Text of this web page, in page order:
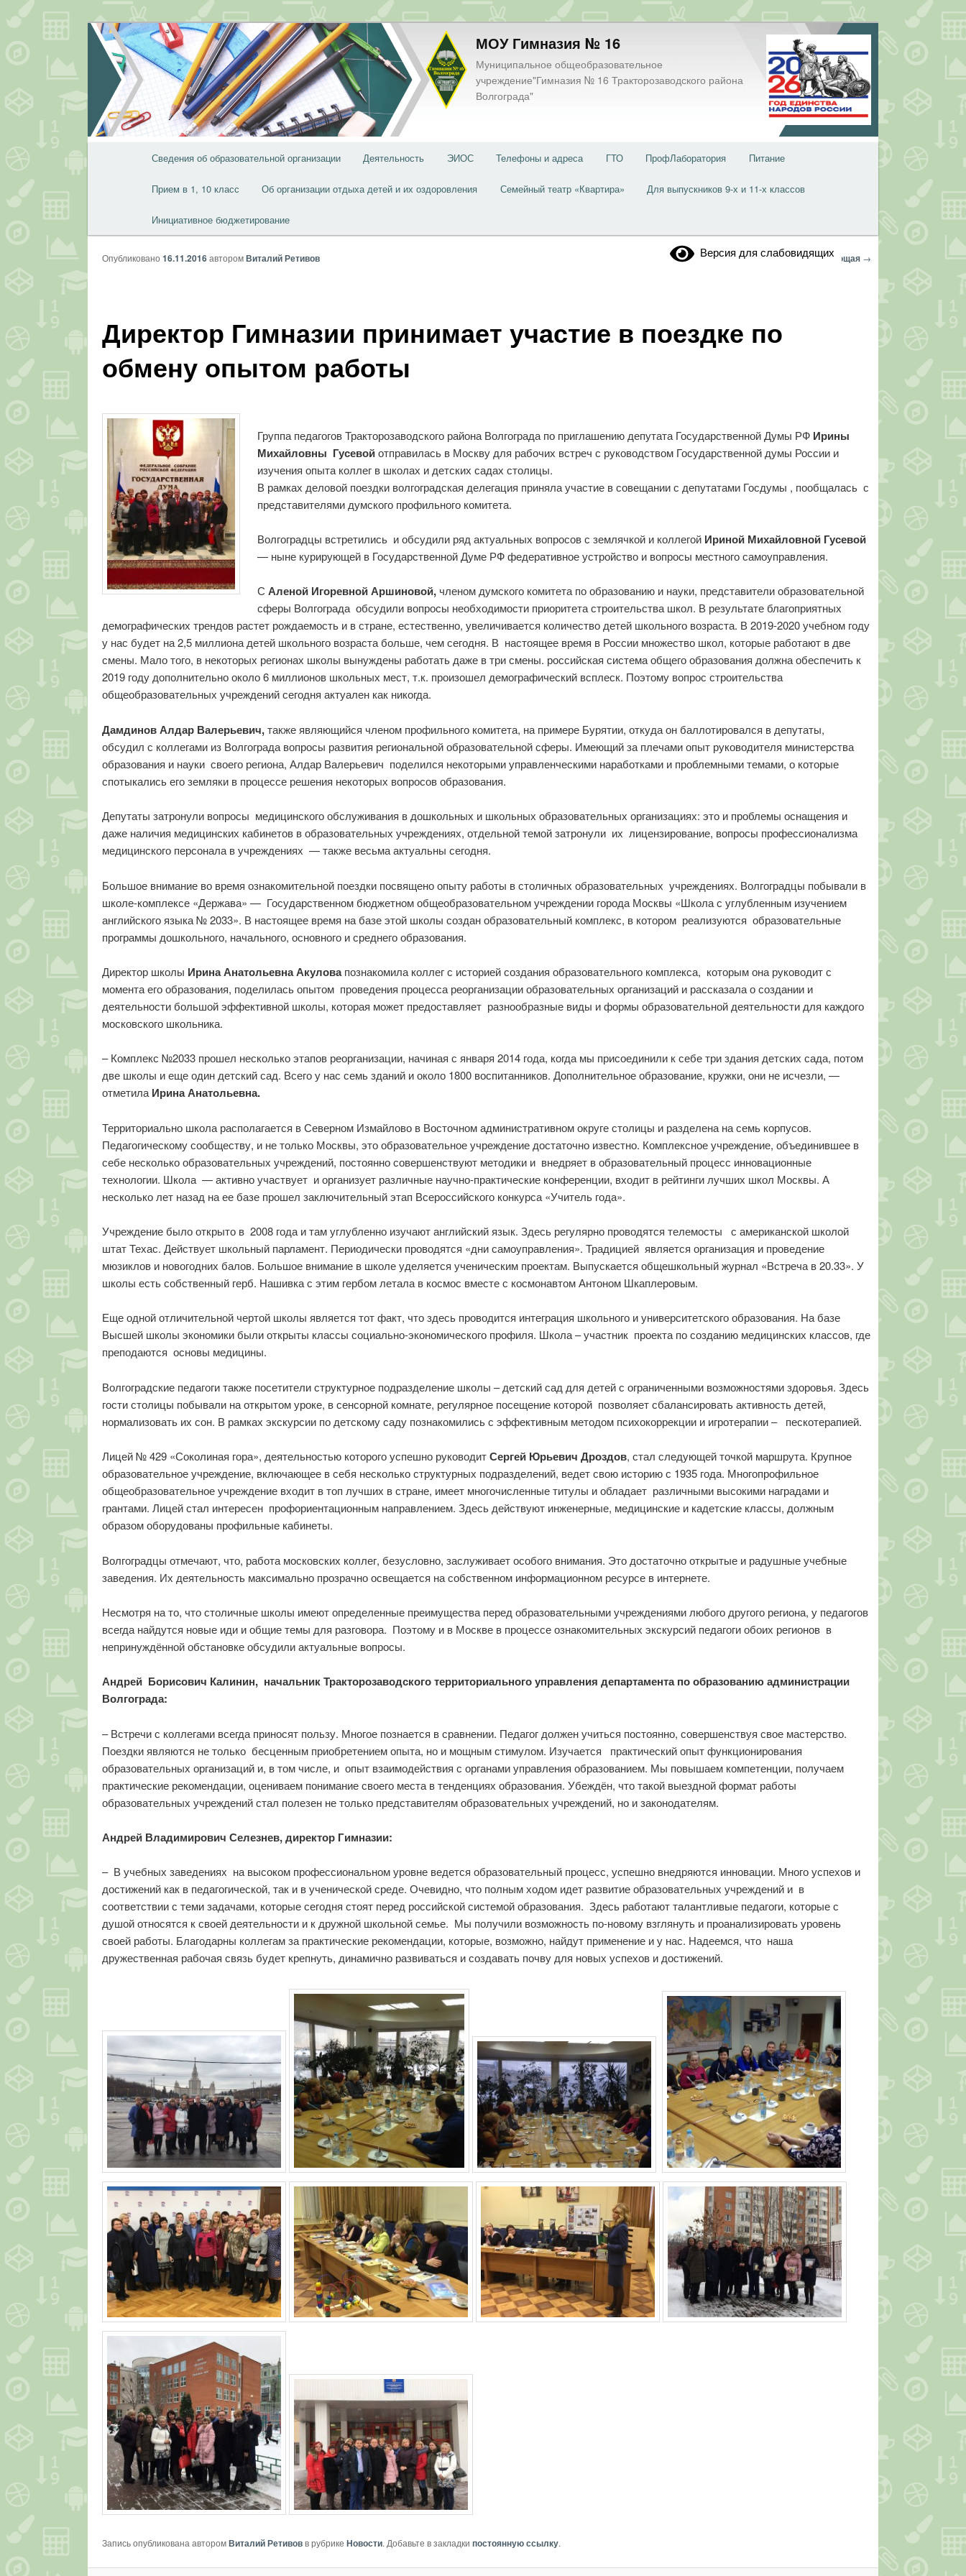
Перейти
к
основному
содержимому
МОУ Гимназия № 16
Муниципальное общеобразовательное
учреждение"Гимназия № 16 Тракторозаводского района
Волгограда"
Сведения об образовательной организации Деятельность ЭИОС Телефоны и адреса ГТО ПрофЛаборатория Питание
Прием в 1, 10 класс Об организации отдыха детей и их оздоровления Семейный театр «Квартира» Для выпускников 9-х и 11-х классов
Инициативное бюджетирование
Версия для слабовидящих
Навигация
← Предыдущая Следующая →
Директор Гимназии принимает участие в поездке по
обмену опытом работы
Опубликовано 16.11.2016авторомВиталий Ретивов
Группа педагогов Тракторозаводского района Волгограда по приглашению депутата Государственной Думы РФ Ирины
Михайловны Гусевойотправилась в Москву для рабочих встреч с руководством Государственной думы России и
изучения опыта коллег в школах и детских садах столицы.
В рамках деловой поездки волгоградская делегация приняла участие в совещании с депутатами Госдумы , пообщалась с
представителями думского профильного комитета.
Волгоградцы встретились и обсудили ряд актуальных вопросов с землячкой и коллегой Ириной Михайловной Гусевой
— ныне курирующей в Государственной Думе РФ федеративное устройство и вопросы местного самоуправления.
САленой Игоревной Аршиновой, членом думского комитета по образованию и науки, представители образовательной
сферы Волгограда обсудили вопросы необходимости приоритета строительства школ. В результате благоприятных
демографических трендов растет рождаемость и в стране, естественно, увеличивается количество детей школьного возраста. В 2019-2020 учебном году
у нас будет на 2,5 миллиона детей школьного возраста больше, чем сегодня. В настоящее время в России множество школ, которые работают в две
смены. Мало того, в некоторых регионах школы вынуждены работать даже в три смены. российская система общего образования должна обеспечить к
2019 году дополнительно около 6 миллионов школьных мест, т.к. произошел демографический всплеск. Поэтому вопрос строительства
общеобразовательных учреждений сегодня актуален как никогда.
Дамдинов Алдар Валерьевич,также являющийся членом профильного комитета, на примере Бурятии, откуда он баллотировался в депутаты,
обсудил с коллегами из Волгограда вопросы развития региональной образовательной сферы. Имеющий за плечами опыт руководителя министерства
образования и науки своего региона, Алдар Валерьевич поделился некоторыми управленческими наработками и проблемными темами, о которые
спотыкались его земляки в процессе решения некоторых вопросов образования.
Депутаты затронули вопросы медицинского обслуживания в дошкольных и школьных образовательных организациях: это и проблемы оснащения и
даже наличия медицинских кабинетов в образовательных учреждениях, отдельной темой затронули их лицензирование, вопросы профессионализма
медицинского персонала в учреждениях — также весьма актуальны сегодня.
Большое внимание во время ознакомительной поездки посвящено опыту работы в столичных образовательных учреждениях. Волгоградцы побывали в
школе-комплексе «Держава» — Государственном бюджетном общеобразовательном учреждении города Москвы «Школа с углубленным изучением
английского языка № 2033». В настоящее время на базе этой школы создан образовательный комплекс, в котором реализуются образовательные
программы дошкольного, начального, основного и среднего образования.
Директор школы Ирина Анатольевна Акуловапознакомила коллег с историей создания образовательного комплекса, которым она руководит с
момента его образования, поделилась опытом проведения процесса реорганизации образовательных организаций и рассказала о создании и
деятельности большой эффективной школы, которая может предоставляет разнообразные виды и формы образовательной деятельности для каждого
московского школьника.
– Комплекс №2033 прошел несколько этапов реорганизации, начиная с января 2014 года, когда мы присоединили к себе три здания детских сада, потом
две школы и еще один детский сад. Всего у нас семь зданий и около 1800 воспитанников. Дополнительное образование, кружки, они не исчезли, —
отметилаИрина Анатольевна.
Территориально школа располагается в Северном Измайлово в Восточном административном округе столицы и разделена на семь корпусов.
Педагогическому сообществу, и не только Москвы, это образовательное учреждение достаточно известно. Комплексное учреждение, объединившее в
себе несколько образовательных учреждений, постоянно совершенствуют методики и внедряет в образовательный процесс инновационные
технологии. Школа — активно участвует и организует различные научно-практические конференции, входит в рейтинги лучших школ Москвы. А
несколько лет назад на ее базе прошел заключительный этап Всероссийского конкурса «Учитель года».
Учреждение было открыто в 2008 года и там углубленно изучают английский язык. Здесь регулярно проводятся телемосты с американской школой
штат Техас. Действует школьный парламент. Периодически проводятся «дни самоуправления». Традицией является организация и проведение
мюзиклов и новогодних балов. Большое внимание в школе уделяется ученическим проектам. Выпускается общешкольный журнал «Встреча в 20.33». У
школы есть собственный герб. Нашивка с этим гербом летала в космос вместе с космонавтом Антоном Шкаплеровым.
Еще одной отличительной чертой школы является тот факт, что здесь проводится интеграция школьного и университетского образования. На базе
Высшей школы экономики были открыты классы социально-экономического профиля. Школа – участник проекта по созданию медицинских классов, где
преподаются основы медицины.
Волгоградские педагоги также посетители структурное подразделение школы – детский сад для детей с ограниченными возможностями здоровья. Здесь
гости столицы побывали на открытом уроке, в сенсорной комнате, регулярное посещение которой позволяет сбалансировать активность детей,
нормализовать их сон. В рамках экскурсии по детскому саду познакомились с эффективным методом психокоррекции и игротерапии – пескотерапией.
Лицей № 429 «Соколиная гора», деятельностью которого успешно руководитСергей Юрьевич Дроздов, стал следующей точкой маршрута. Крупное
образовательное учреждение, включающее в себя несколько структурных подразделений, ведет свою историю с 1935 года. Многопрофильное
общеобразовательное учреждение входит в топ лучших в стране, имеет многочисленные титулы и обладает различными высокими наградами и
грантами. Лицей стал интересен профориентационным направлением. Здесь действуют инженерные, медицинские и кадетские классы, должным
образом оборудованы профильные кабинеты.
Волгоградцы отмечают, что, работа московских коллег, безусловно, заслуживает особого внимания. Это достаточно открытые и радушные учебные
заведения. Их деятельность максимально прозрачно освещается на собственном информационном ресурсе в интернете.
Несмотря на то, что столичные школы имеют определенные преимущества перед образовательными учреждениями любого другого региона, у педагогов
всегда найдутся новые иди и общие темы для разговора. Поэтому и в Москве в процессе ознакомительных экскурсий педагоги обоих регионов в
непринуждённой обстановке обсудили актуальные вопросы.
Андрей Борисович Калинин, начальник Тракторозаводского территориального управления департамента по образованию администрации
Волгограда:
– Встречи с коллегами всегда приносят пользу. Многое познается в сравнении. Педагог должен учиться постоянно, совершенствуя свое мастерство.
Поездки являются не только бесценным приобретением опыта, но и мощным стимулом. Изучается практический опыт функционирования
образовательных организаций и, в том числе, и опыт взаимодействия с органами управления образованием. Мы повышаем компетенции, получаем
практические рекомендации, оцениваем понимание своего места в тенденциях образования. Убеждён, что такой выездной формат работы
образовательных учреждений стал полезен не только представителям образовательных учреждений, но и законодателям.
Андрей Владимирович Селезнев, директор Гимназии:
– В учебных заведениях на высоком профессиональном уровне ведется образовательный процесс, успешно внедряются инновации. Много успехов и
достижений как в педагогической, так и в ученической среде. Очевидно, что полным ходом идет развитие образовательных учреждений и в
соответствии с теми задачами, которые сегодня стоят перед российской системой образования. Здесь работают талантливые педагоги, которые с
душой относятся к своей деятельности и к дружной школьной семье. Мы получили возможность по-новому взглянуть и проанализировать уровень
своей работы. Благодарны коллегам за практические рекомендации, которые, возможно, найдут применение и у нас. Надеемся, что наша
дружественная рабочая связь будет крепнуть, динамично развиваться и создавать почву для новых успехов и достижений.
Запись опубликована авторомВиталий Ретивовв рубрике Новости. Добавьте в закладки постоянную ссылку.